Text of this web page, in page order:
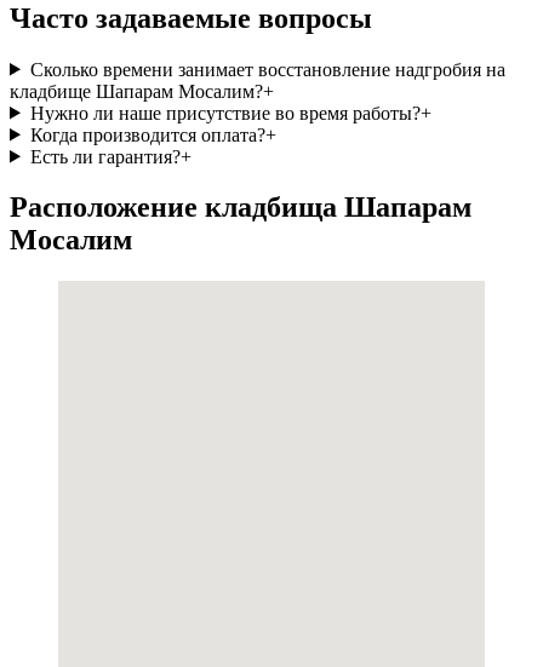
Часто задаваемые вопросы
Сколько времени занимает восстановление надгробия на
кладбище Шапарам Мосалим?+
Нужно ли наше присутствие во время работы?+
Когда производится оплата?+
Есть ли гарантия?+
Расположение кладбища Шапарам
Мосалим